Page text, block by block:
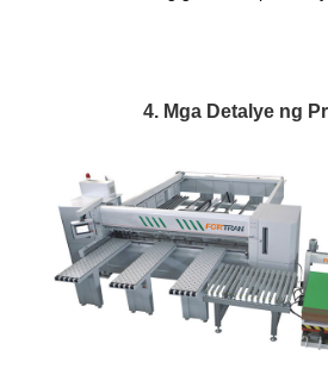
4. Mga Detalye ng